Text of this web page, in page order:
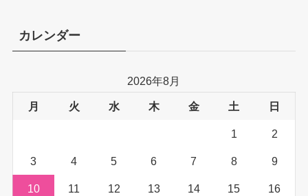
カレンダー
2026年8月
月 火 水 木 金 土 日
1 2
3 4 5 6 7 8 9
10 11 12 13 14 15 16